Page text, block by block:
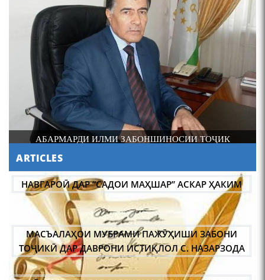
4-уми декабр- зодрӯзи
шоири абадзинда Абулқосим
Лоҳутӣ
АБУЛҚОСИМ ЛОҲУТӢ /
ABULQOSIM LOHUTY/
ДОНИШМАНДИ ҲУНАРМАНД ВА ҲУНАРМАНДИ
ARTICLES
МАСЪАЛАҲОИ МУБРАМИ ПАЖӮҲИШИ ЗАБОНИ
ТОҶИКӢ ДАР ДАВРОНИ ИСТИҚЛОЛ С. НАЗАРЗОДА
ҶОЙГОҲИ ЗАН ДАР ЗАРБУЛМАСАЛ ВА МАҚОЛҲОИ
ТОҶИКӢ